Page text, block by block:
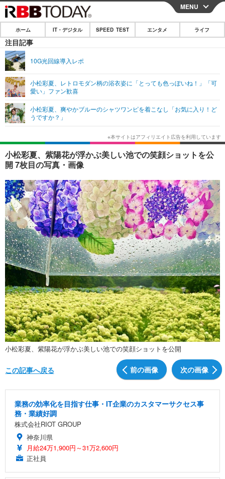
CLOSE
ホーム
IT・デジタル
ネタ
ショッピング その他
SPEED TEST
エンタメ
エンタメTOP
韓国・芸能
音楽 スポーツ
ショッピング その他
ライフ
ライフTOP グルメ
ペット ショッピング
その他
リリース一覧
プッシュ通知の停止方法
MENU
ホーム IT・デジタル SPEED TEST エンタメ ライフ
注目記事
10G光回線導入レポ
小松彩夏、レトロモダン柄の浴衣姿に「とっても色っぽいね！」「可
愛い」ファン歓喜
小松彩夏、爽やかブルーのシャツワンピを着こなし「お気に入り！ど
うですか？」
小松彩夏、紫陽花が浮かぶ美しい池での笑顔ショットを公
開 7枚目の写真・画像
小松彩夏、紫陽花が浮かぶ美しい池での笑顔ショットを公開
前の画像 次の画像
この記事へ戻る
業務の効率化を目指す仕事・IT企業のカスタマーサクセス事
務・業績好調
株式会社RIOT GROUP
神奈川県
月給24万1,900円～31万2,600円
正社員